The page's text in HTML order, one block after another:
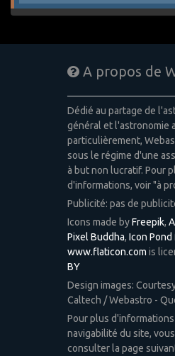
A propos de
Dédié au partage de
général et l'astronomie
particulièrement,
sous le régime d'une
à but non lucratif. Pour
d'informations, voir "à
Publicité: pas de
Icons made byFreepik,
Pixel Buddha, Icon Pond
www.flaticon.com is
BY
Design images:
Caltech / Webastro -
Pour plus
navigabilité du site,
consulter la page